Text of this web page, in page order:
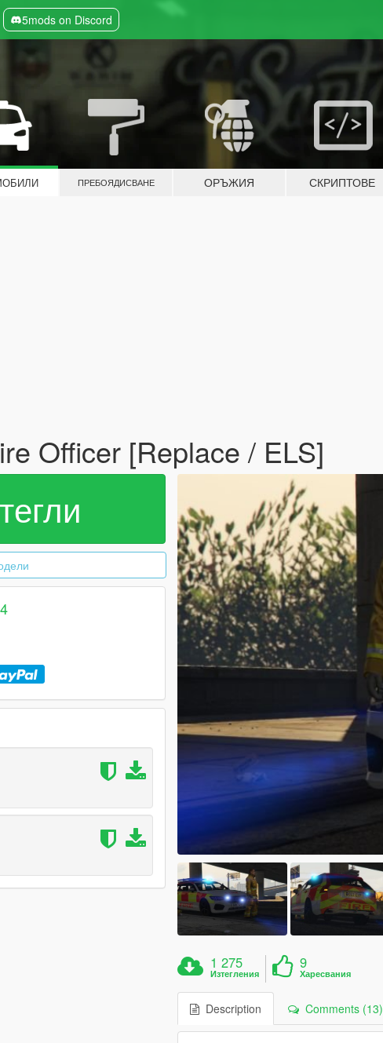
5mods on Discord
ПРЕБОЯДИСВАНЕ ОРЪЖИЯ СКРИПТОВЕ
Officer [Replace / ELS]
1 275
Изтегления
9
Харесвания
Description Comments (13)